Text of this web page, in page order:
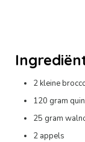
2 kleine
120 gram
25 gram
2 appels